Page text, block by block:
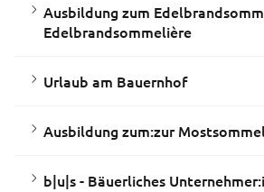
Ausbildung zum
Edelbrandsommelière
Urlaub am Bauernhof
Ausbildung zum:zur
b|u|s - Bäuerliches